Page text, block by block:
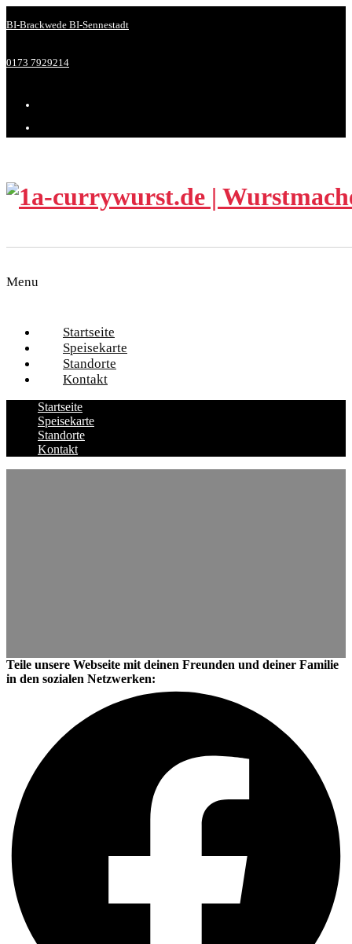
BI-Brackwede BI-Sennestadt
0173 7929214
Menu
Startseite
Speisekarte
Standorte
Kontakt
Startseite
Speisekarte
Standorte
Kontakt
Teile unsere Webseite mit deinen Freunden und deiner Familie
in den sozialen Netzwerken: